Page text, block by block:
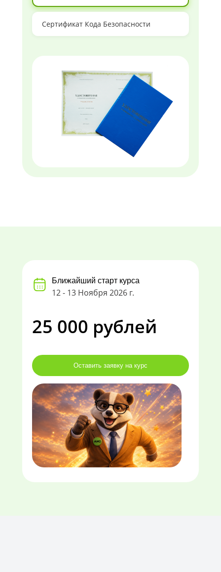
Сертификат Кода Безопасности
Ближайший старт курса
12 - 13 Ноября 2026 г.
25 000 рублей
Оставить заявку на курс